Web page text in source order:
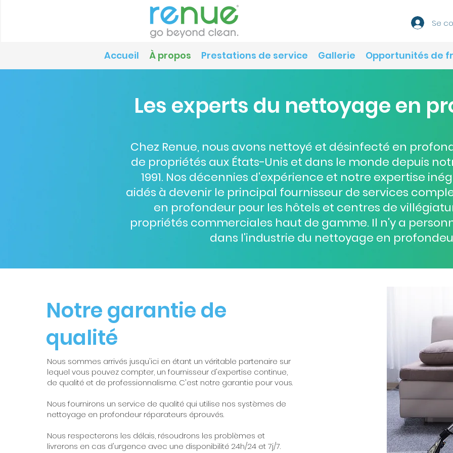
Se
Accueil À propos Prestations de service Gallerie Opportunités de
Les experts du nettoyage en
Chez Renue, nous avons nettoyé et désinfecté en
de propriétés aux États-Unis et dans le monde depuis
1991. Nos décennies d'expérience et notre expertise
aidés à devenir le principal fournisseur de services
en profondeur pour les hôtels et centres de
propriétés commerciales haut de gamme. Il n'y a
dans l'industrie du nettoyage en
Notre garantie de
qualité
Nous sommes arrivés jusqu'ici en étant un véritable partenaire sur
lequel vous pouvez compter, un fournisseur d'expertise continue,
de qualité et de professionnalisme. C'est notre garantie pour vous.
Nous fournirons un service de qualité qui utilise nos systèmes de
nettoyage en profondeur réparateurs éprouvés.
Nous respecterons les délais, résoudrons les problèmes et
livrerons en cas d'urgence avec une disponibilité 24h/24 et 7j/7.